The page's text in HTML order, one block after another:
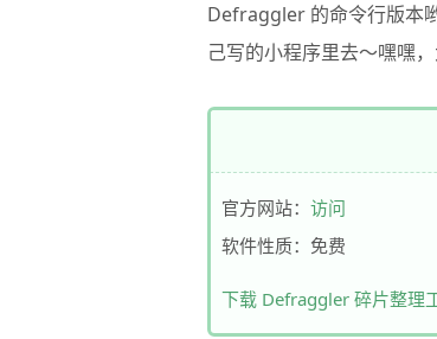
Defraggler 的命令行版本
己写的小程序里去～嘿嘿
官方网站： 访问
软件性质：免费
下载 Defraggler 碎片整理